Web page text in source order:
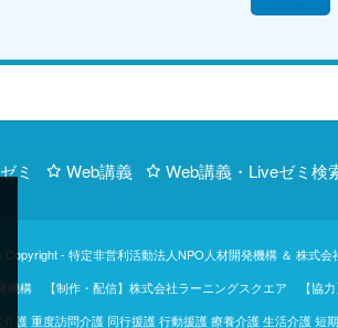
ミ Web講義 Web講義・Liveゼミ検
Copyright - 特定非営利活動法人NPO人材開発機構 ＆ 株式会
構 【制作・配信】株式会社ラーニングスクエア 【協
護 重度訪問介護 同行援護 行動援護 療養介護 生活介護